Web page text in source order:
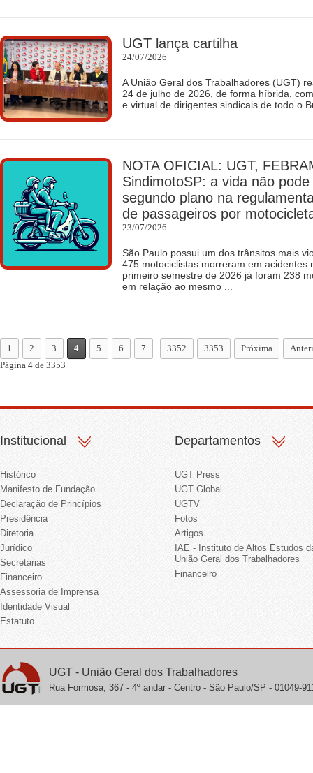
UGT lança cartilha
24/07/2026
A União Geral dos Trabalhadores (UGT)
24 de julho de 2026, de forma híbrida,
e virtual de dirigentes sindicais de todo o
NOTA OFICIAL: UGT,
SindimotoSP: a vida não
segundo plano na
de passageiros por
23/07/2026
São Paulo possui um dos trânsitos mais
475 motociclistas morreram em acidentes
primeiro semestre de 2026 já foram 238
em relação ao mesmo ...
1 2 3 4 5 6 7 3352 3353 Próxima
Página 4 de 3353
Institucional
Histórico
Manifesto de Fundação
Declaração de Princípios
Presidência
Diretoria
Jurídico
Secretarias
Financeiro
Assessoria de Imprensa
Identidade Visual
Estatuto
Departamentos
UGT Press
UGT Global
UGTV
Fotos
Artigos
IAE - Instituto de Altos Estudos
União Geral dos Trabalhadores
Financeiro
UGT - União Geral dos Trabalhadores
Rua Formosa, 367 - 4º andar - Centro - São Paulo/SP - 01049-